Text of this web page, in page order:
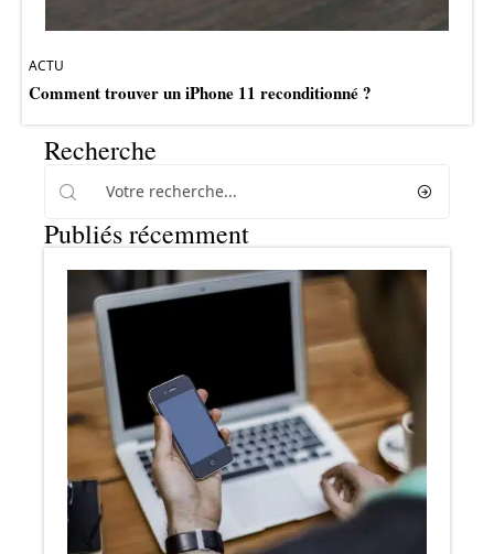
ACTU
Comment trouver un iPhone 11 reconditionné ?
Recherche
Publiés récemment